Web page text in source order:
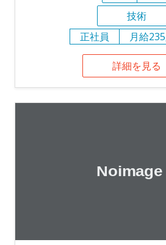
技術
正社員
月給
詳細を見る